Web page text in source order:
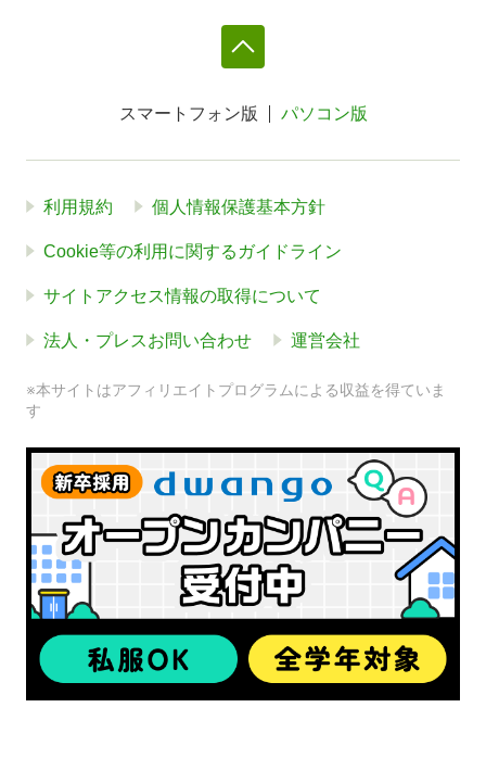
スマートフォン版 パソコン版
利用規約 個人情報保護基本方針
Cookie等の利用に関するガイドライン
サイトアクセス情報の取得について
法人・プレスお問い合わせ 運営会社
※本サイトはアフィリエイトプログラムによる収益を得ていま
す